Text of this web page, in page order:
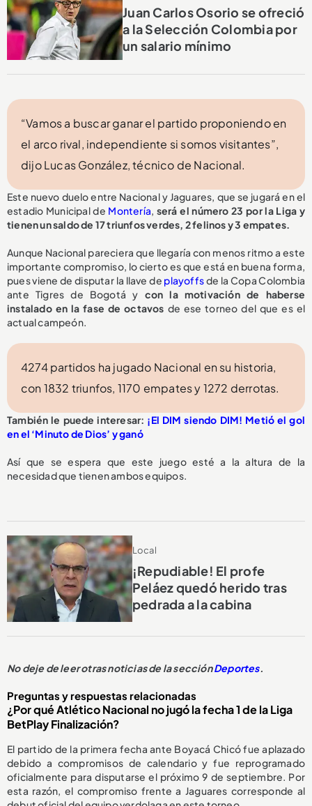
Juan Carlos Osorio se ofreció
a la Selección Colombia por
un salario mínimo
“Vamos a buscar ganar el partido proponiendo en
el arco rival, independiente si somos visitantes”,
dijo Lucas González, técnico de Nacional.
Este nuevo duelo entre Nacional y Jaguares, que se jugará en el
estadio Municipal de Montería, será el número 23 por la Liga y
tienen un saldo de 17 triunfos verdes, 2 felinos y 3 empates.
Aunque Nacional pareciera que llegaría con menos ritmo a este
importante compromiso, lo cierto es que está en buena forma,
pues viene de disputar la llave de playoffsde la Copa Colombia
ante Tigres de Bogotá y con la motivación de haberse
instalado en la fase de octavos de ese torneo del que es el
actual campeón.
4274 partidos ha jugado Nacional en su historia,
con 1832 triunfos, 1170 empates y 1272 derrotas.
También le puede interesar: ¡El DIM siendo DIM! Metió el gol
en el ‘Minuto de Dios’ y ganó
Así que se espera que este juego esté a la altura de la
necesidad que tienen ambos equipos.
Local
¡Repudiable! El profe
Peláez quedó herido tras
pedrada a la cabina
No deje de leer otras noticias de la secciónDeportes.
Preguntas y respuestas relacionadas
¿Por qué Atlético Nacional no jugó la fecha 1 de la Liga
BetPlay Finalización?
El partido de la primera fecha ante Boyacá Chicó fue aplazado
debido a compromisos de calendario y fue reprogramado
oficialmente para disputarse el próximo 9 de septiembre. Por
esta razón, el compromiso frente a Jaguares corresponde al